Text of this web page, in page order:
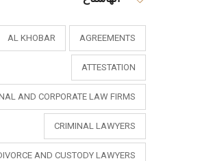
AGREEMENTS
AL KHOBAR
ATTESTATION
AND CORPORATE LAW FIRMS
CRIMINAL LAWYERS
AND CUSTODY LAWYERS